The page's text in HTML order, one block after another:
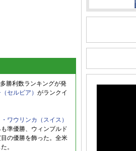
勝利数ランキングが発
セルビア） がランクイ
・ワウリンカ（スイス）
準優勝、ウィンブルド
の優勝を飾った。全米
。